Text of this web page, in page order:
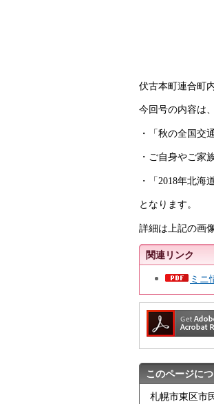
伏古本町連合町
今回号の内容は、
・「秋の全国交
・ご自身やご家
・「2018年北
となります。
詳細は上記の画
関連リンク
ミニ
このページに
札幌市東区市